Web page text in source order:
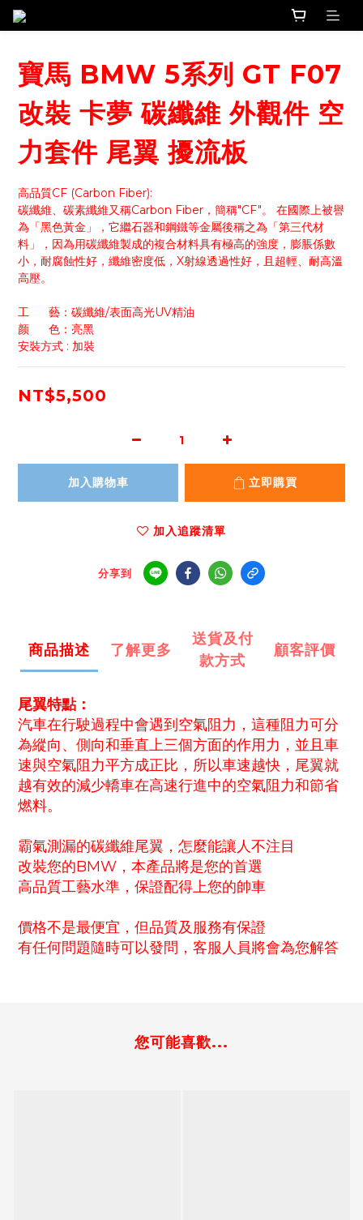
寶馬 BMW 5系列 GT F07
改裝 卡夢 碳纖維 外觀件 空
力套件 尾翼 擾流板
高品質CF (Carbon Fiber):
碳纖維、碳素纖維又稱Carbon Fiber，簡稱"CF"。 在國際上被譽
為「黑色黃金」，它繼石器和鋼鐵等金屬後稱之為「第三代材
料」，因為用碳纖維製成的複合材料具有極高的強度，膨脹係數
小，耐腐蝕性好，纖維密度低，X射線透過性好，且超輕、耐高溫
高壓。
工      藝：碳纖維/表面高光UV精油
颜      色：亮黑
安裝方式 : 加裝
NT$5,500
加入購物車 立即購買
加入追蹤清單
分享到
商品描述 了解更多
送貨及付
款方式
顧客評價
尾翼特點：
汽車在行駛過程中會遇到空氣阻力，這種阻力可分
為縱向、側向和垂直上三個方面的作用力，並且車
速與空氣阻力平方成正比，所以車速越快，尾翼就
越有效的減少轎車在高速行進中的空氣阻力和節省
燃料。
霸氣測漏的碳纖維尾翼，怎麼能讓人不注目
改裝您的BMW，本產品將是您的首選
高品質工藝水準，保證配得上您的帥車
價格不是最便宜，但品質及服務有保證
有任何問題隨時可以發問，客服人員將會為您解答
您可能喜歡...